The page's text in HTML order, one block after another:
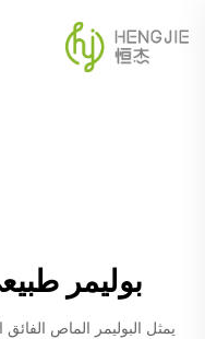
بوليمر
يمثل البوليمر الماص